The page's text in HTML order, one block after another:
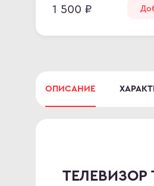
1 500 ₽
ОПИСАНИЕ
ТЕЛЕВИЗОР